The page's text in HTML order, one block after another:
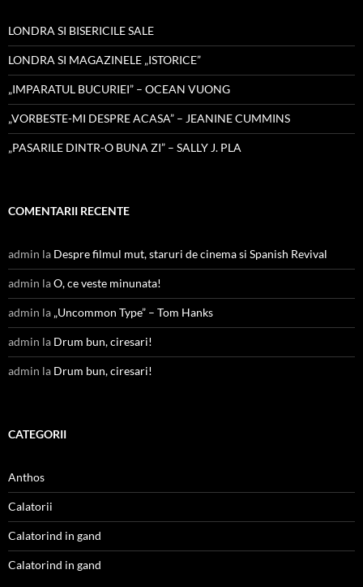
LONDRA SI BISERICILE SALE
LONDRA SI MAGAZINELE „ISTORICE”
„IMPARATUL BUCURIEI” – OCEAN VUONG
„VORBESTE-MI DESPRE ACASA” – JEANINE CUMMINS
„PASARILE DINTR-O BUNA ZI” – SALLY J. PLA
COMENTARII RECENTE
admin la Despre filmul mut, staruri de cinema si Spanish Revival
admin laO, ce veste minunata!
admin la „Uncommon Type” – Tom Hanks
admin la Drum bun, ciresari!
admin la Drum bun, ciresari!
CATEGORII
Anthos
Calatorii
Calatorind in gand
Calatorind in gand